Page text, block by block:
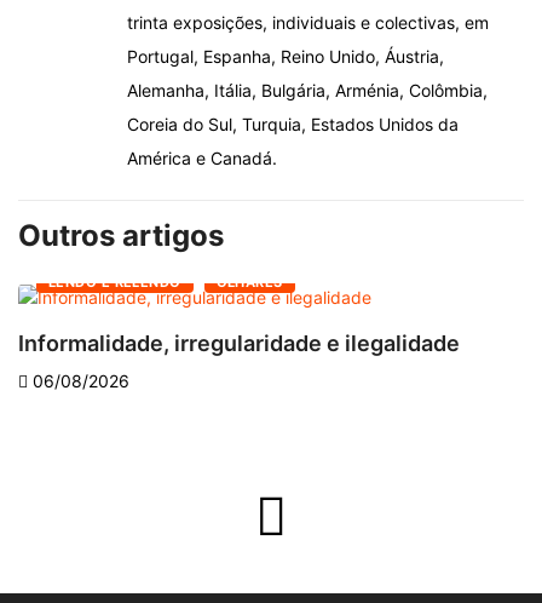
trinta exposições, individuais e colectivas, em
Portugal, Espanha, Reino Unido, Áustria,
Alemanha, Itália, Bulgária, Arménia, Colômbia,
Coreia do Sul, Turquia, Estados Unidos da
América e Canadá.
Outros artigos
LENDO E RELENDO OLHARES
Informalidade, irregularidade e ilegalidade
06/08/2026